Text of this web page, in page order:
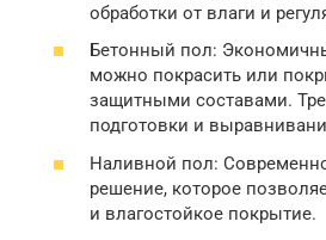
обработки от влаги и
Бетонный пол:
можно покрасить или
защитными составами.
подготовки и
Наливной пол:
решение, которое
и влагостойкое покрытие.